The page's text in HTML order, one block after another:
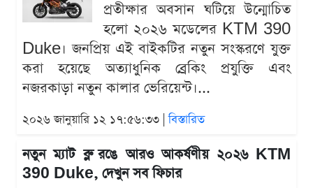
প্রতীক্ষার অবসান ঘটিয়ে উন্মোচিত
হলো ২০২৬ মডেলের KTM 390
Duke। জনপ্রিয় এই বাইকটির নতুন সংস্করণে যুক্ত
করা হয়েছে অত্যাধুনিক ব্রেকিং প্রযুক্তি এবং
নজরকাড়া নতুন কালার ভেরিয়েন্ট।...
২০২৬ জানুয়ারি ১২ ১৭:৫৬:৩৩ |বিস্তারিত
নতুন ম্যাট ব্লু রঙে আরও আকর্ষণীয় ২০২৬ KTM
390 Duke, দেখুন সব ফিচার